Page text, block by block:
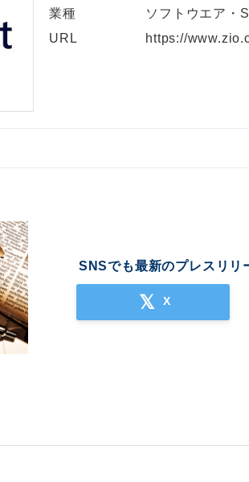
業種
ソフトウエア・SI
URL
https://
SNSでも最新のプレスリリ
X